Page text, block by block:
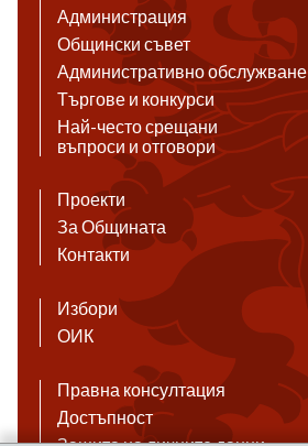
Администрация
Общински съвет
Административно обслужване
Търгове и конкурси
Най-често срещани
въпроси и отговори
Проекти
За Общината
Контакти
Избори
ОИК
Правна консултация
Достъпност